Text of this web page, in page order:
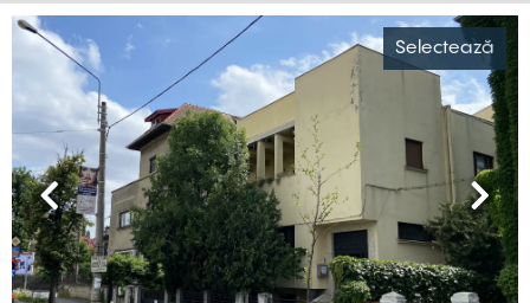
Selectează
Previous Next